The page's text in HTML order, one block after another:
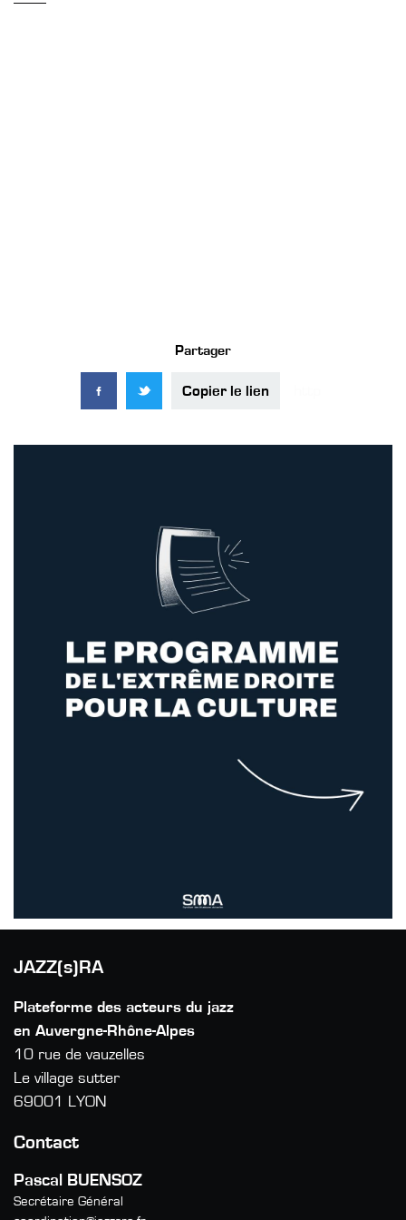
Partager
Copier le lien
JAZZ(s)RA
Plateforme des acteurs du jazz
en Auvergne-Rhône-Alpes
10 rue de vauzelles
Le village sutter
69001 LYON
Contact
Pascal BUENSOZ
Secrétaire Général